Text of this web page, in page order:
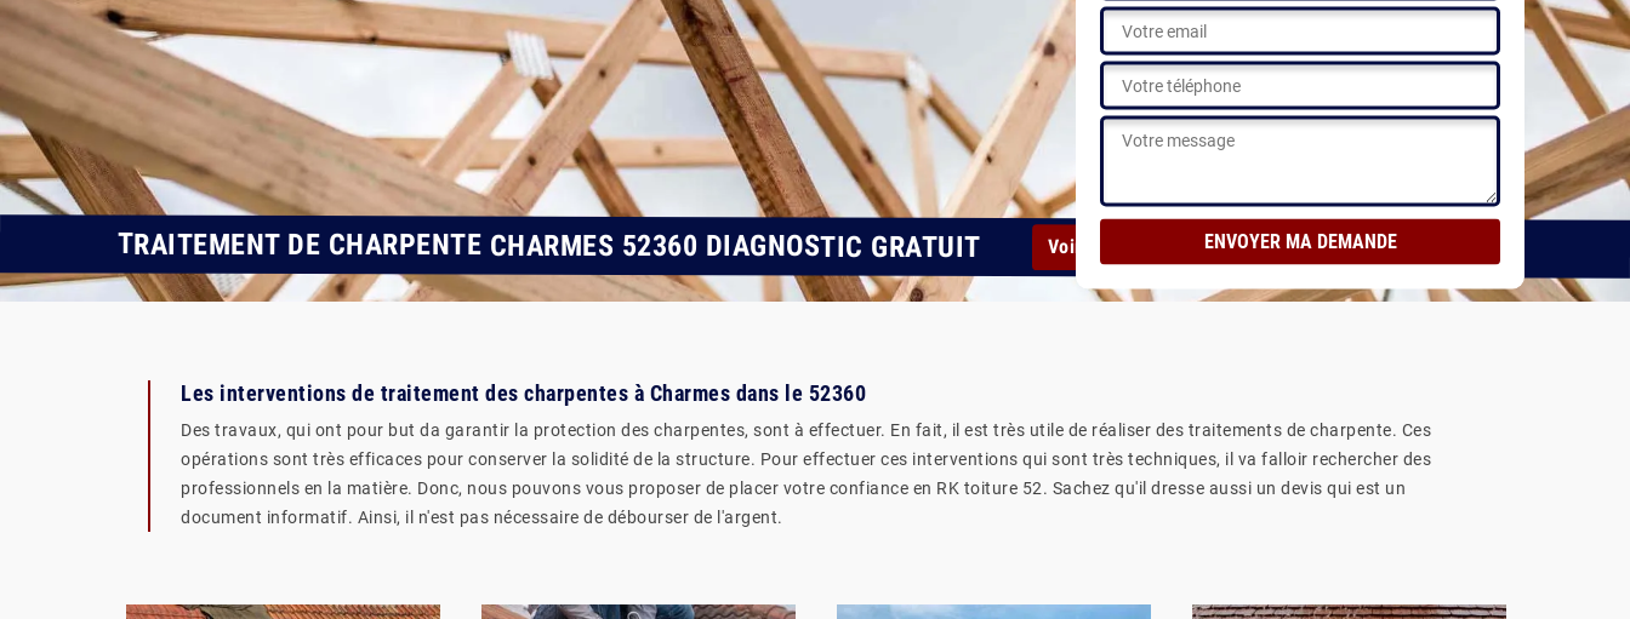
TRAITEMENT DE CHARPENTE CHARMES 52360 DIAGNOSTIC GRATUIT Voir nos réalisations
Les interventions de traitement des charpentes à Charmes dans le 52360
Des travaux, qui ont pour but da garantir la protection des charpentes, sont à effectuer. En fait, il est très utile de réaliser des traitements de charpente. Ces
opérations sont très efficaces pour conserver la solidité de la structure. Pour effectuer ces interventions qui sont très techniques, il va falloir rechercher des
professionnels en la matière. Donc, nous pouvons vous proposer de placer votre confiance en RK toiture 52. Sachez qu'il dresse aussi un devis qui est un
document informatif. Ainsi, il n'est pas nécessaire de débourser de l'argent.